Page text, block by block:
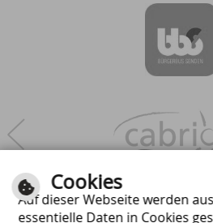
Cookies
Auf dieser Webseite werden
essentielle Daten in Cookies